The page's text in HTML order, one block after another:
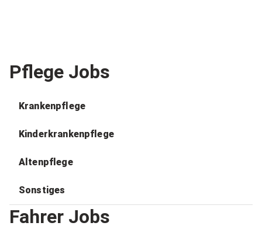
Pflege Jobs
Krankenpflege
Kinderkrankenpflege
Altenpflege
Sonstiges
Fahrer Jobs